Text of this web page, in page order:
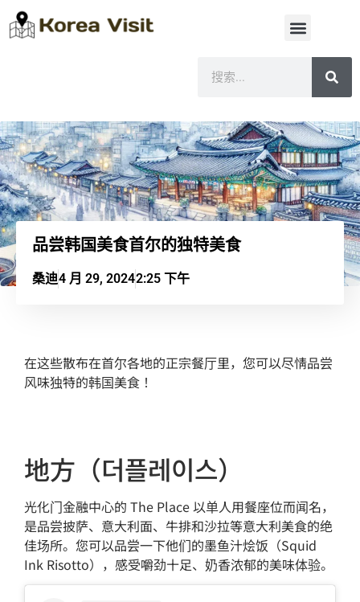
品尝韩国美食首尔的独特美食
桑迪4 月 29, 20242:25 下午
在这些散布在首尔各地的正宗餐厅里，您可以尽情品尝
风味独特的韩国美食！
地方（더플레이스）
光化门金融中心的 The Place 以单人用餐座位而闻名，
是品尝披萨、意大利面、牛排和沙拉等意大利美食的绝
佳场所。您可以品尝一下他们的墨鱼汁烩饭（Squid
Ink Risotto），感受嚼劲十足、奶香浓郁的美味体验。